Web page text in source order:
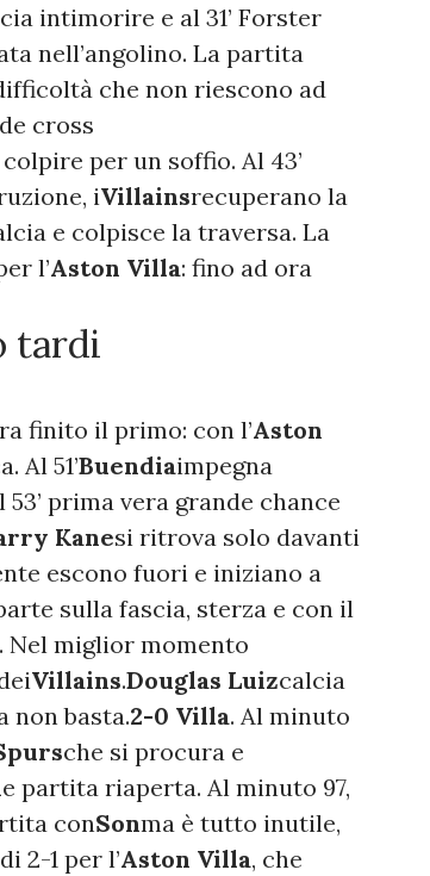
intimorire e al 31’ Forster
nell’angolino. La partita
che non riescono ad
cross
per un soffio. Al 43’
iVillainsrecuperano la
e colpisce la traversa. La
l’Aston Villa: fino ad ora
tardi
finito il primo: con l’Aston
Al 51’Buendiaimpegna
prima vera grande chance
Kanesi ritrova solo davanti
escono fuori e iniziano a
sulla fascia, sterza e con il
Nel miglior momento
Villains.Douglas Luizcalcia
non basta.2-0 Villa. Al minuto
che si procura e
e partita riaperta. Al minuto 97,
conSonma è tutto inutile,
2-1 per l’Aston Villa, che